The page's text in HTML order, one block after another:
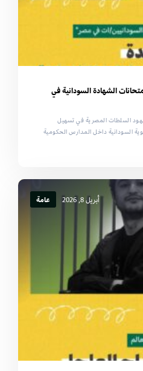
الشهادة السودانية في
السلطات المصرية في تسهيل
السودانية داخل المدارس الحكومية
أبريل 8, 2026 عامة